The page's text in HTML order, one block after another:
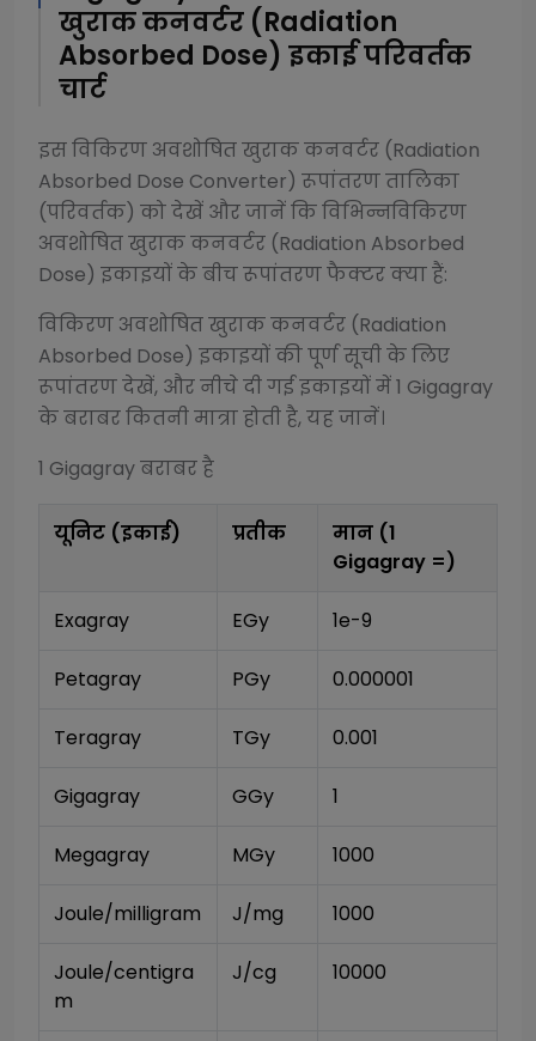
खुराक कनवर्टर (Radiation
Absorbed Dose) इकाई परिवर्तक
चार्ट
इसविकिरण अवशोषित खुराक कनवर्टर (Radiation
Absorbed Dose Converter) रूपांतरण तालिका
(परिवर्तक) को देखें और जानें कि विभिन्नविकिरण
अवशोषित खुराक कनवर्टर (Radiation Absorbed
Dose) इकाइयों के बीच रूपांतरण फैक्टर क्या हैं:
विकिरण अवशोषित खुराक कनवर्टर (Radiation
Absorbed Dose) इकाइयों की पूर्ण सूची के लिए
रूपांतरण देखें, और नीचे दी गई इकाइयों में 1 Gigagray
के बराबर कितनी मात्रा होती है, यह जानें।
1 Gigagrayबराबर है
यूनिट (इकाई) प्रतीक
मान (1
Gigagray =)
Exagray EGy 1e-9
Petagray PGy 0.000001
Teragray TGy 0.001
Gigagray GGy 1
Megagray MGy 1000
Joule/milligram J/mg 1000
Joule/centigra
m
J/cg 10000